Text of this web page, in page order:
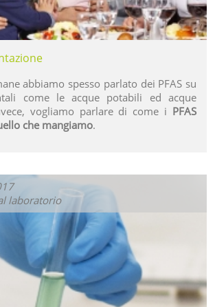
abbiamo spesso parlato dei PFAS su
come le acque potabili ed acque
vogliamo parlare di come i PFAS
che mangiamo.
laboratorio